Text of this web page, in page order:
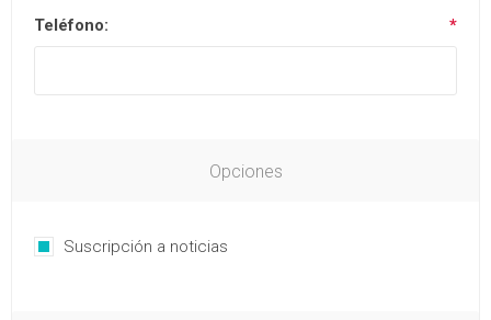
Teléfono: *
Opciones
Suscripción a noticias